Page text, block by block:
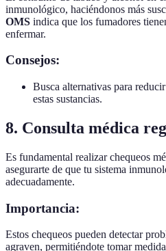
inmunológico, haciéndonos más
OMS indica que los fumadores
enfermar.
Consejos:
Busca alternativas para
estas sustancias.
8. Consulta médica
Es fundamental realizar chequeos
asegurarte de que tu sistema
adecuadamente.
Importancia:
Estos chequeos pueden detectar
agraven, permitiéndote tomar